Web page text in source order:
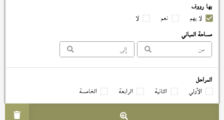
بها رووف
لا يهم
نعم
لا
مساحة المباني
المراحل
الأولي
الثانية الرابعة الخامسة